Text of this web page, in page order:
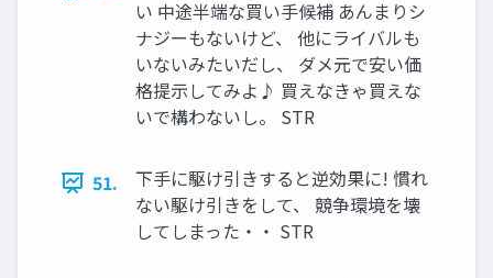
い 中途半端な買い手候補 あんまりシ
ナジーもないけど、 他にライバルも
いないみたいだし、 ダメ元で安い価
格提示してみよ♪ 買えなきゃ買えな
いで構わないし。 STR
51.
下手に駆け引きすると逆効果に! 慣れ
ない駆け引きをして、 競争環境を壊
してしまった・・ STR